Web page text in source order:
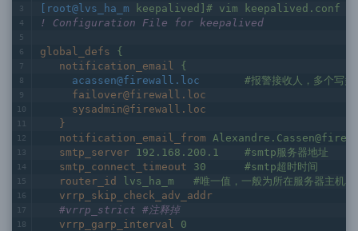
[root@lvs_ha_m
keepalived]# vim keepalived.conf
! Configuration File for keepalived
global_defs
{
notification_email
{
acassen@firewall.loc
#报警接收人，多个写多
failover@firewall.loc
sysadmin@firewall.loc
}
notification_email_from
smtp_server
192.168.200.1	#smtp服务器地址
smtp_connect_timeout
30	#smtp超时时间
router_id
lvs_ha_m	#唯一值，一般为所在服务器主机名
vrrp_skip_check_adv_addr
   #vrrp_strict	#注释掉
vrrp_garp_interval
0